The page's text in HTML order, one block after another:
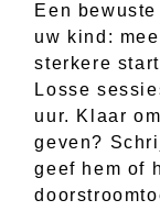
Een
uw kind:
sterkere
Losse
uur. Klaar
geven?
geef hem of